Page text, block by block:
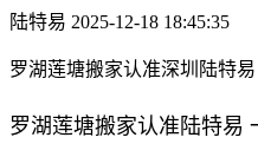
陆特易 2025-12-18 18:45:35
罗湖莲塘搬家认准深圳陆特
罗湖莲塘搬家认准陆特易